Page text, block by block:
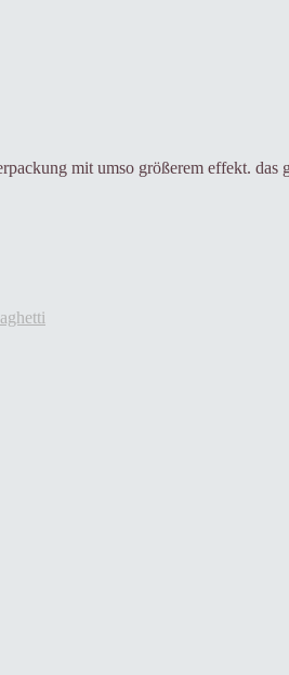
mit umso größerem effekt. das